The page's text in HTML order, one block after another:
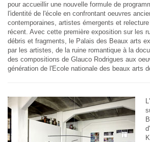
pour accueillir une nouvelle formule de
l'identité de l'école en confrontant oeuvres
contemporaines, artistes émergents et
récent. Avec cette première exposition sur les
débris et fragments, le Palais des Beaux arts
par les artistes, de la ruine romantique à la
des compositions de Glauco Rodrigues aux
génération de l'Ecole nationale des beaux arts